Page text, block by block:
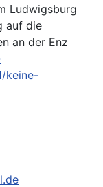
Ludwigsburg
auf die
an der Enz
keine-